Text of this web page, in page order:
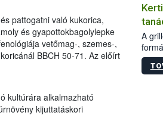
pattogatni való kukorica,
és gyapottokbagolylepke
vetőmag-, szemes-,
BBCH 50-71. Az előírt
kultúrára alkalmazható
kijuttatáskori
A